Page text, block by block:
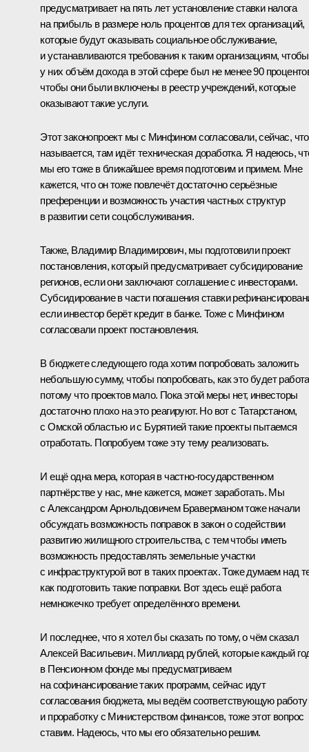
предусматривает на пять лет установление ставки налога
на прибыль в размере ноль процентов для тех организаций,
которые будут оказывать социальное обслуживание,
и устанавливаются требования к таким организациям, чтобы
у них объём дохода в этой сфере был не менее 90
чтобы они были включены в реестр учреждений, которые
оказывают такие услуги.
Этот законопроект мы с Минфином согласовали, сейчас, что
называется, там идёт техническая доработка. Я надеюсь,
мы его тоже в ближайшее время подготовим и примем. Мне
кажется, что он тоже повлечёт достаточно серьёзные
преференции и возможность участия частных структур
в развитии сети соцобслуживания.
Также, Владимир Владимирович, мы подготовили проект
постановления, который предусматривает субсидирование
регионов, если они заключают соглашение с инвесторами.
Субсидирование в части погашения ставки
если инвестор берёт кредит в банке. Тоже с Минфином
согласовали проект постановления.
В бюджете следующего года хотим попробовать заложить
небольшую сумму, чтобы попробовать, как это будет
потому что проектов мало. Пока этой меры нет, инвесторы
достаточно плохо на это реагируют. Но вот с Татарстаном,
с Омской областью и с Бурятией такие проекты пытаемся
отработать. Попробуем тоже эту тему реализовать.
И ещё одна мера, которая в частно-государственном
партнёрстве у нас, мне кажется, может заработать. Мы
с Александром Арнольдовичем Браверманом тоже начали
обсуждать возможность поправок в закон о содействии
развитию жилищного строительства, с тем чтобы иметь
возможность предоставлять земельные участки
с инфраструктурой вот в таких проектах. Тоже думаем над
как подготовить такие поправки. Вот здесь ещё работа
немножечко требует определённого времени.
И последнее, что я хотел бы сказать по тому, о чём сказал
Алексей Васильевич. Миллиард рублей, которые каждый
в Пенсионном фонде мы предусматриваем
на софинансирование таких программ, сейчас идут
согласования бюджета, мы ведём соответствующую работу
и проработку с Министерством финансов, тоже этот вопрос
ставим. Надеюсь, что мы его обязательно решим.